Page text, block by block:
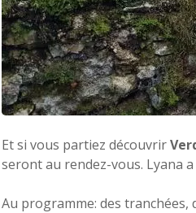
Et si vous partiez découvrir
seront au rendez-vous. Lyana
Au programme: des tranchées,